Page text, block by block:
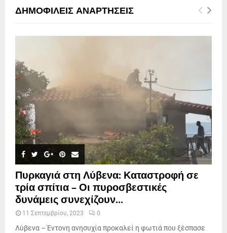
ΔΗΜΟΦΙΛΕΊΣ ΑΝΑΡΤΉΣΕΙΣ
Πυρκαγιά στη Λύβενα: Καταστροφή σε
τρία σπίτια – Οι πυροσβεστικές
δυνάμεις συνεχίζουν...
11 Σεπτεμβρίου, 2023 0
Λύβενα – Έντονη ανησυχία προκαλεί η φωτιά που ξέσπασε